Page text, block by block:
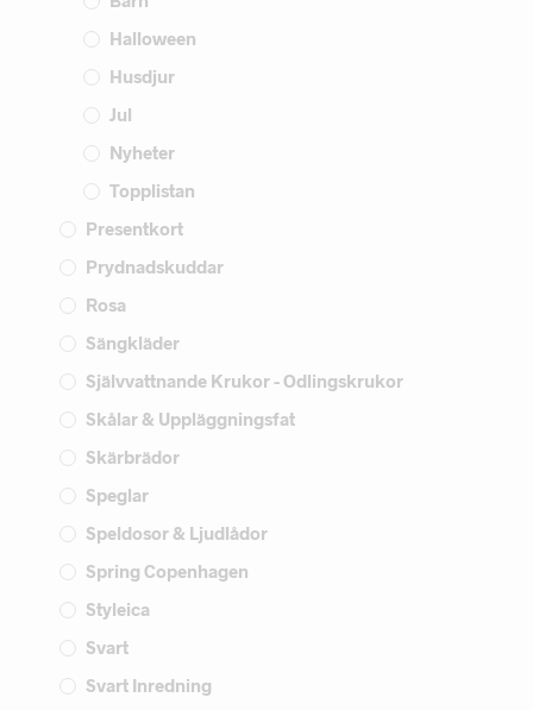
Halloween
Husdjur
Jul
Nyheter
Topplistan
Presentkort
Prydnadskuddar
Rosa
Sängkläder
Självvattnande Krukor - Odlingskrukor
Skålar & Uppläggningsfat
Skärbrädor
Speglar
Speldosor & Ljudlådor
Spring Copenhagen
Styleica
Svart
Svart Inredning